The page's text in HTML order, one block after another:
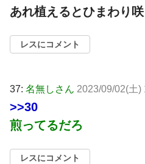
あれ植えるとひまわり
レスにコメント
37: 名無しさん 2023/09/02(土)
>>30
煎ってるだろ
レスにコメント